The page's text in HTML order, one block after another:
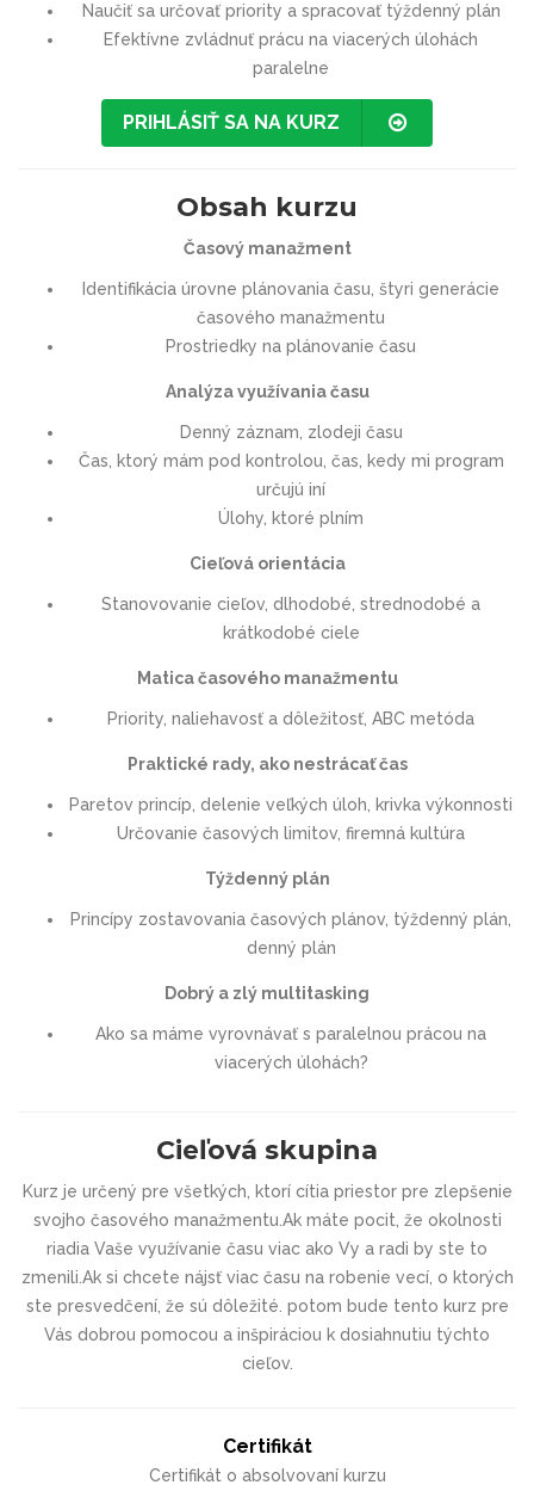
Naučiť sa určovať priority a spracovať týždenný plán
Efektívne zvládnuť prácu na viacerých úlohách
paralelne
PRIHLÁSIŤ SA NA KURZ
Obsah kurzu
Časový manažment
Identifikácia úrovne plánovania času, štyri generácie
časového manažmentu
Prostriedky na plánovanie času
Analýza využívania času
Denný záznam, zlodeji času
Čas, ktorý mám pod kontrolou, čas, kedy mi program
určujú iní
Úlohy, ktoré plním
Cieľová orientácia
Stanovovanie cieľov, dlhodobé, strednodobé a
krátkodobé ciele
Matica časového manažmentu
Priority, naliehavosť a dôležitosť, ABC metóda
Praktické rady, ako nestrácať čas
Paretov princíp, delenie veľkých úloh, krivka výkonnosti
Určovanie časových limitov, firemná kultúra
Týždenný plán
Princípy zostavovania časových plánov, týždenný plán,
denný plán
Dobrý a zlý multitasking
Ako sa máme vyrovnávať s paralelnou prácou na
viacerých úlohách?
Cieľová skupina
Kurz je určený pre všetkých, ktorí cítia priestor pre zlepšenie
svojho časového manažmentu.Ak máte pocit, že okolnosti
riadia Vaše využívanie času viac ako Vy a radi by ste to
zmenili.Ak si chcete nájsť viac času na robenie vecí, o ktorých
ste presvedčení, že sú dôležité. potom bude tento kurz pre
Vás dobrou pomocou a inšpiráciou k dosiahnutiu týchto
cieľov.
Certifikát
Certifikát o absolvovaní kurzu